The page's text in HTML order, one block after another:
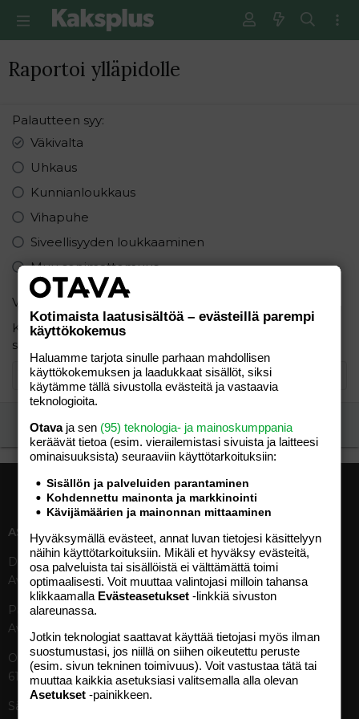
Raportoi ylläpidolle
Palautteen syy
Väkivalta
Uhkaus
Kunnianloukkaus
Vihapuhe
Siveellisyyden loukkaaminen
Muu sopimattomuus
Varmistus
Kuinka monta sanaa on lauseessa: "Minä rakastan
sinua"
Ilmoita asiaton viesti
ASIAKASPALVELU
Digipalvelut (09) 156 6227
Avoinna ma–pe 8–19
Painettu lehti (09) 156 665
Avoinna ma–pe 8–19
Otavamedian vaihde (09) 156
61
Sähköposti (digi)
MEDIATIEDOT
Tekniset tiedot, aikataulut ja
ilmoitushinnat
Tietoa verkon kävijöistä
Avoimuusraportti
Käyttöehdot
TUOTTEET
Kotimaista laatusisältöä – evästeillä parempi
käyttökokemus
Haluamme tarjota sinulle parhaan mahdollisen
käyttökokemuksen ja laadukkaat sisällöt, siksi
käytämme tällä sivustolla evästeitä ja vastaavia
teknologioita.
Otavaja sen (95) teknologia- ja mainoskumppania
keräävät tietoa (esim. vierailemis­tasi sivuista ja laitteesi
ominaisuuk­sista) seuraaviin käyttötarkoituksiin:
Sisällön ja palveluiden parantaminen
Kohdennettu mainonta ja markkinointi
Kävijämäärien ja mainonnan mittaaminen
Hyväksymällä evästeet, annat luvan tietojesi käsittelyyn
näihin käyttötarkoituksiin. Mikäli et hyväksy evästeitä,
osa palveluista tai sisällöistä ei välttämättä toimi
optimaalisesti. Voit muuttaa valintojasi milloin tahansa
klikkaamalla Evästeasetukset -linkkiä sivuston
alareunassa.
Jotkin teknologiat saattavat käyttää tietojasi myös ilman
suostumustasi, jos niillä on siihen oikeutettu peruste
(esim. sivun tekninen toimivuus). Voit vastustaa tätä tai
muuttaa kaikkia asetuksiasi valitsemalla alla olevan
Asetukset -painikkeen.